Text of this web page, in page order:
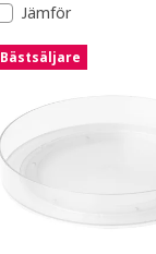
Jämför
Bästsäljare